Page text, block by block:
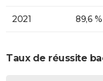
2021 89,6 %
Taux de réussite